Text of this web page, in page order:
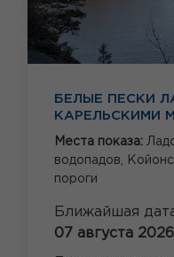
БЕЛЫЕ ПЕСКИ
КАРЕЛЬСКИМИ
Места показа:
водопадов,
пороги
Ближайшая
07 августа 2026